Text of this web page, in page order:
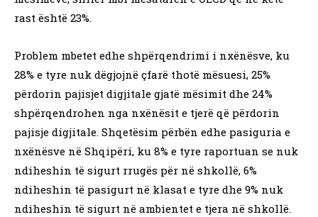
rast është 23%.
Problem mbetet edhe shpërqendrimi i nxënësve, ku
28% e tyre nuk dëgjojnë çfarë thotë mësuesi, 25%
përdorin pajisjet digjitale gjatë mësimit dhe 24%
shpërqendrohen nga nxënësit e tjerë që përdorin
pajisje digjitale. Shqetësim përbën edhe pasiguria e
nxënësve në Shqipëri, ku 8% e tyre raportuan se nuk
ndiheshin të sigurt rrugës për në shkollë, 6%
ndiheshin të pasigurt në klasat e tyre dhe 9% nuk
ndiheshin të sigurt në ambientet e tjera në shkollë.